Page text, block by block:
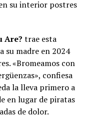
su interior postres
Are? trae esta
su madre en 2024
«Bromeamos con
confiesa
la lleva primero a
en lugar de piratas
de dolor.